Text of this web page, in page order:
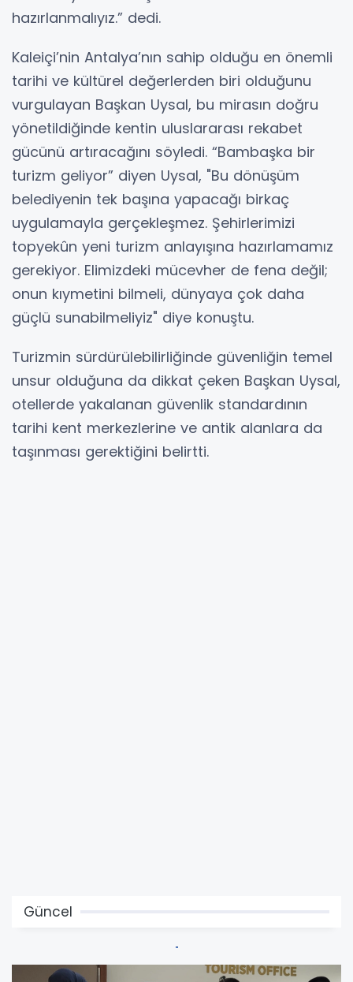
hazırlanmalıyız.” dedi.
Kaleiçi’nin Antalya’nın sahip olduğu en önemli
tarihi ve kültürel değerlerden biri olduğunu
vurgulayan Başkan Uysal, bu mirasın doğru
yönetildiğinde kentin uluslararası rekabet
gücünü artıracağını söyledi. “Bambaşka bir
turizm geliyor” diyen Uysal, "Bu dönüşüm
belediyenin tek başına yapacağı birkaç
uygulamayla gerçekleşmez. Şehirlerimizi
topyekûn yeni turizm anlayışına hazırlamamız
gerekiyor. Elimizdeki mücevher de fena değil;
onun kıymetini bilmeli, dünyaya çok daha
güçlü sunabilmeliyiz" diye konuştu.
Turizmin sürdürülebilirliğinde güvenliğin temel
unsur olduğuna da dikkat çeken Başkan Uysal,
otellerde yakalanan güvenlik standardının
tarihi kent merkezlerine ve antik alanlara da
taşınması gerektiğini belirtti.
Güncel